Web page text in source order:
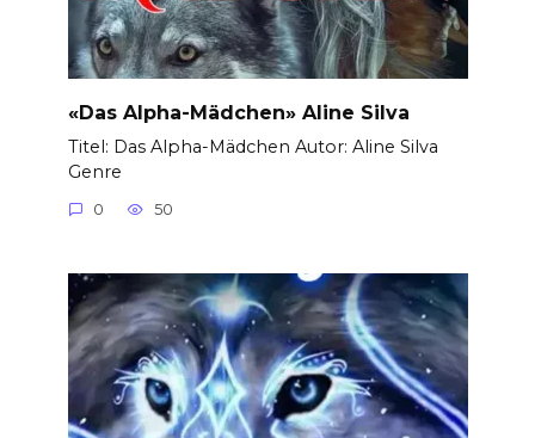
«Das Alpha-Mädchen» Aline Silva
Titel: Das Alpha-Mädchen Autor: Aline Silva
Genre
0 50